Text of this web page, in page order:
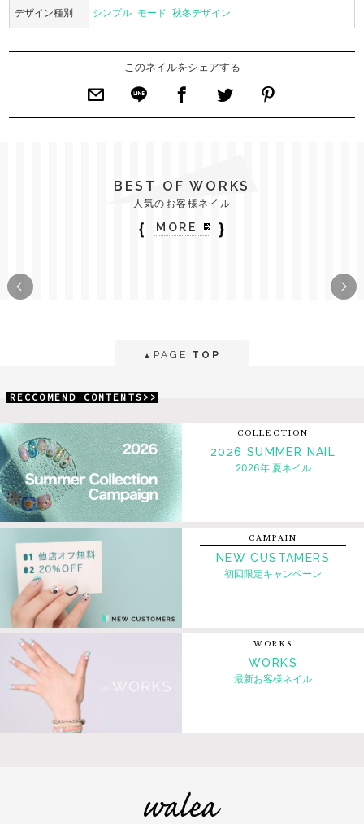
デザイン種別 シンプル モード 秋冬デザイン
このネイルをシェアする
BEST OF WORKS
人気のお客様ネイル
｛ MORE ｝
▲ PAGE TOP
RECCOMEND CONTENTS>>
COLLECTION
2026 SUMMER NAIL
2026年 夏ネイル
CAMPAIN
NEW CUSTAMERS
初回限定キャンペーン
WORKS
WORKS
最新お客様ネイル